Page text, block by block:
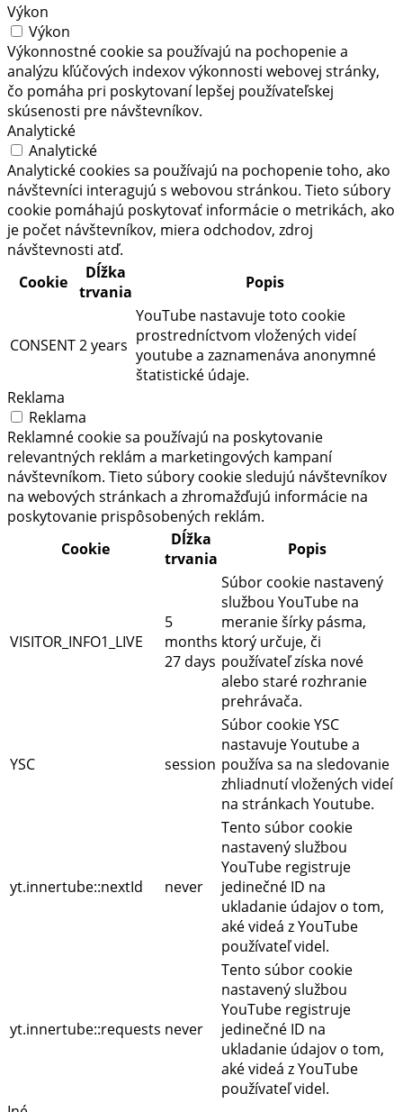
Výkon
Výkon
Výkonnostné cookie sa používajú na pochopenie a
analýzu kľúčových indexov výkonnosti webovej stránky,
čo pomáha pri poskytovaní lepšej používateľskej
skúsenosti pre návštevníkov.
Analytické
Analytické
Analytické cookies sa používajú na pochopenie toho, ako
návštevníci interagujú s webovou stránkou. Tieto súbory
cookie pomáhajú poskytovať informácie o metrikách, ako
je počet návštevníkov, miera odchodov, zdroj
návštevnosti atď.
Cookie
Dĺžka
trvania
Popis
CONSENT2 years
YouTube nastavuje toto cookie
prostredníctvom vložených videí
youtube a zaznamenáva anonymné
štatistické údaje.
Reklama
Reklama
Reklamné cookie sa používajú na poskytovanie
relevantných reklám a marketingových kampaní
návštevníkom. Tieto súbory cookie sledujú návštevníkov
na webových stránkach a zhromažďujú informácie na
poskytovanie prispôsobených reklám.
Cookie
Dĺžka
trvania
Popis
VISITOR_INFO1_LIVE
5
months
27 days
Súbor cookie nastavený
službou YouTube na
meranie šírky pásma,
ktorý určuje, či
používateľ získa nové
alebo staré rozhranie
prehrávača.
YSC session
Súbor cookie YSC
nastavuje Youtube a
používa sa na sledovanie
zhliadnutí vložených videí
na stránkach Youtube.
yt.innertube::nextId never
Tento súbor cookie
nastavený službou
YouTube registruje
jedinečné ID na
ukladanie údajov o tom,
aké videá z YouTube
používateľ videl.
yt.innertube::requests never
Tento súbor cookie
nastavený službou
YouTube registruje
jedinečné ID na
ukladanie údajov o tom,
aké videá z YouTube
používateľ videl.